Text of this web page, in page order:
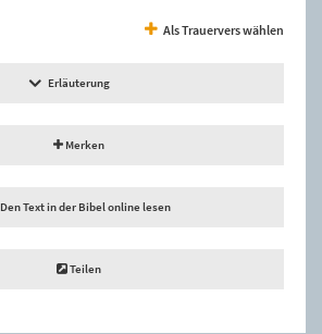
Als Trauervers wählen
Erläuterung
Merken
Den Text in der Bibel online lesen
Teilen